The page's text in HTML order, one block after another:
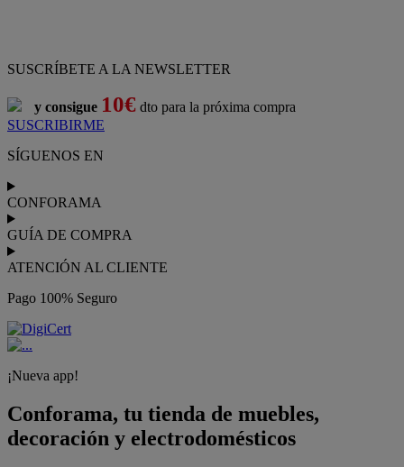
SUSCRÍBETE A LA NEWSLETTER
y consigue 10€ dto para la próxima compra
SUSCRIBIRME
SÍGUENOS EN
CONFORAMA
GUÍA DE COMPRA
ATENCIÓN AL CLIENTE
Pago 100% Seguro
¡Nueva app!
Conforama, tu tienda de muebles,
decoración y electrodomésticos